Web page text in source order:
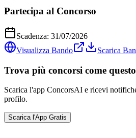
Partecipa al Concorso
Scadenza: 31/07/2026
Visualizza Bando
Scarica
Trova più concorsi come questo
Scarica l'app ConcorsAI e ricevi
profilo.
Scarica l'App Gratis